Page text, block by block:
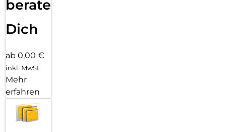
beraten
Dich
ab 0,00 €
inkl. MwSt.
Mehr
erfahren